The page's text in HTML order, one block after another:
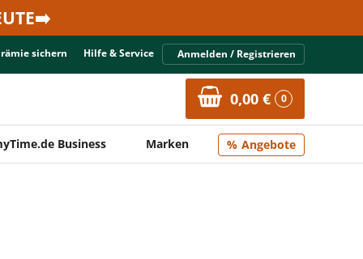
sichern Hilfe & Service Anmelden / Registrieren
0,00 € 0
Business Marken Angebote